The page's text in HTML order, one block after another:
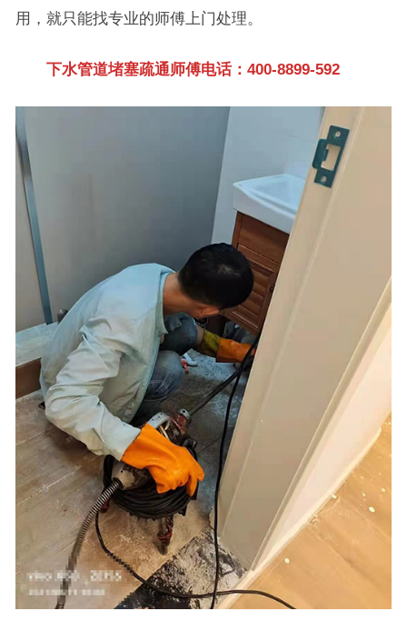
用，就只能找专业的师傅上门处理。
下水管道堵塞疏通师傅电话：400-8899-592